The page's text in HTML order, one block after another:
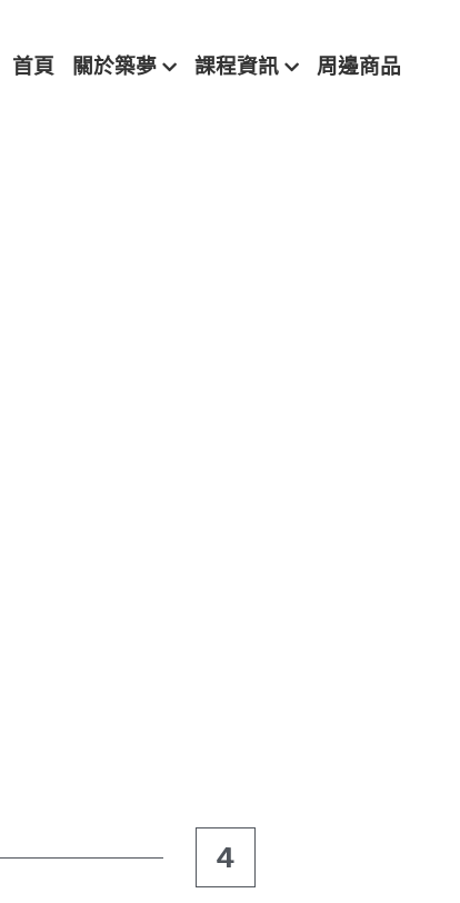
首頁 關於築夢 課程資訊 周邊商品
4